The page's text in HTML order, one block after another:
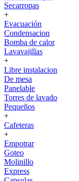
Secarropas
+
Evacuación
Condensacion
Bomba de calor
Lavavajillas
+
Libre instalacion
De mesa
Panelable
Torres de lavado
Pequeños
+
Cafeteras
+
Empotrar
Goteo
Molinillo
Express